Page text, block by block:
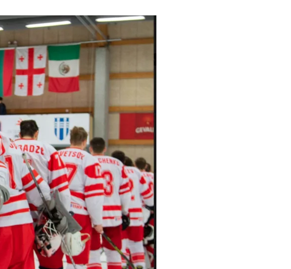
маршрутом и нарушают правила
и
в
Юные звезды соцсетей Ана-
01.08.2026
ушла с
на её
магазинов
01.08.2026